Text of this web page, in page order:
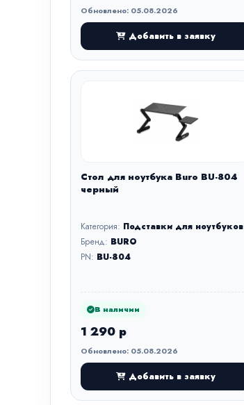
Обновлено: 05.08.2026
Добавить в заявку
Стол для ноутбука Buro BU-804
черный
Категория: Подставки для ноутбуков
Бренд: BURO
PN: BU-804
В наличии
1 290 р
Обновлено: 05.08.2026
Добавить в заявку